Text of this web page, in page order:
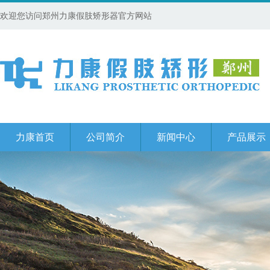
欢迎您访问郑州力康假肢矫形器官方网站
力康首页 公司简介 新闻中心 产品展示